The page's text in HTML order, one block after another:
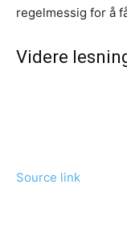
regelmessig for å
Videre
Source link